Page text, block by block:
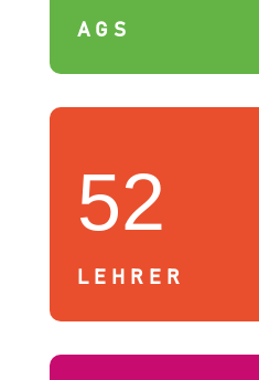
AGS
52
LEHRER